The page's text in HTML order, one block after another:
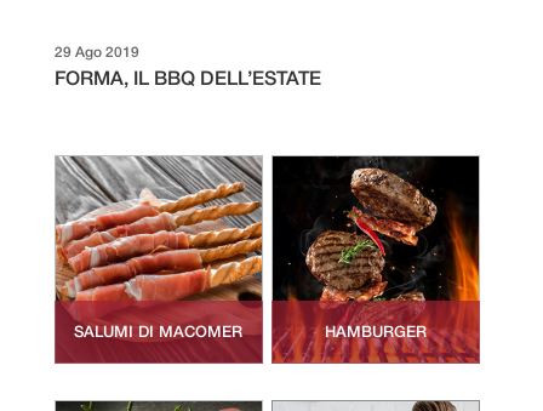
FORMA, IL BBQ DELL’ESTATE
29 Ago 2019
SALUMI DI MACOMER HAMBURGER